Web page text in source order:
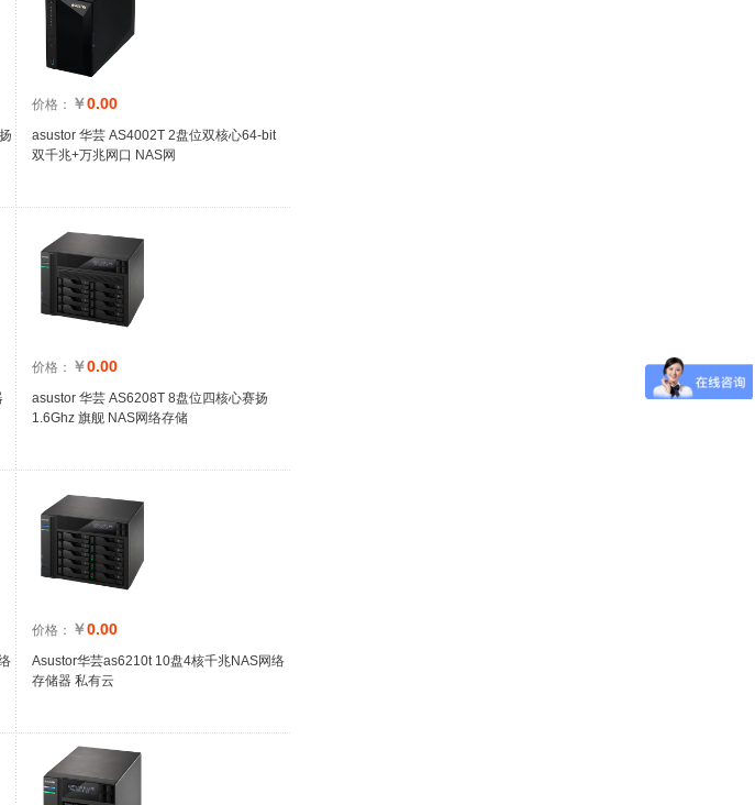
价格： ￥0.00
asustor 华芸 AS4002T 2盘位双核心64-bit
双千兆+万兆网口 NAS网
价格： ￥0.00
asustor 华芸 AS6208T 8盘位四核心赛扬
1.6Ghz 旗舰 NAS网络存储
价格： ￥0.00
Asustor华芸as6210t 10盘4核千兆NAS网络
存储器 私有云